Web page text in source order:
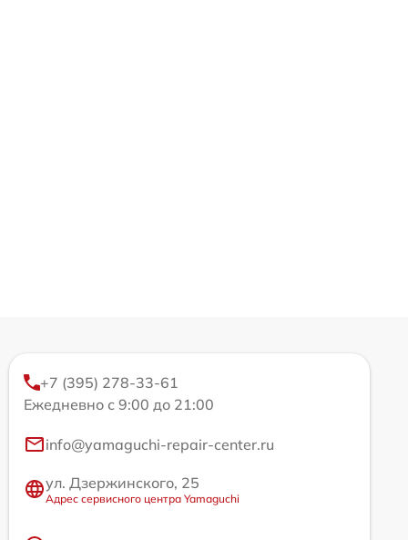
+7 (395) 278-33-61
Ежедневно с 9:00 до 21:00
info@yamaguchi-repair-center.ru
ул. Дзержинского, 25
Адрес сервисного центра Yamaguchi